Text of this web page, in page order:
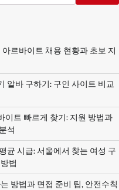
르바이트 채용 현황과 초보 지
알바 구하기: 구인 사이트 비교
이트 빠르게 찾기: 지원 방법과
석
균 시급: 서울에서 찾는 여성 구
법
방법과 면접 준비 팁, 안전수칙